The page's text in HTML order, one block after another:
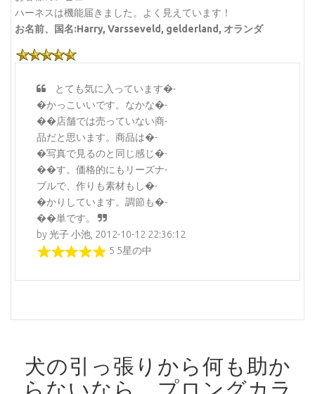
ハーネスは機能届きました。よく見えています！
お名前、国名:Harry, Varsseveld, gelderland, オランダ
とても気に入っています�-
�かっこいいです。なかな�-
��店舗では売っていない商-
品だと思います。商品は�-
�写真で見るのと同じ感じ�-
��す。価格的にもリーズナ-
ブルで、作りも素材もし�-
�かりしています。調節も�-
��単です。
by 光子 小池, 2012-10-12 22:36:12
5 5星の中
犬の引っ張りから何も助か
らないなら、プロングカラ